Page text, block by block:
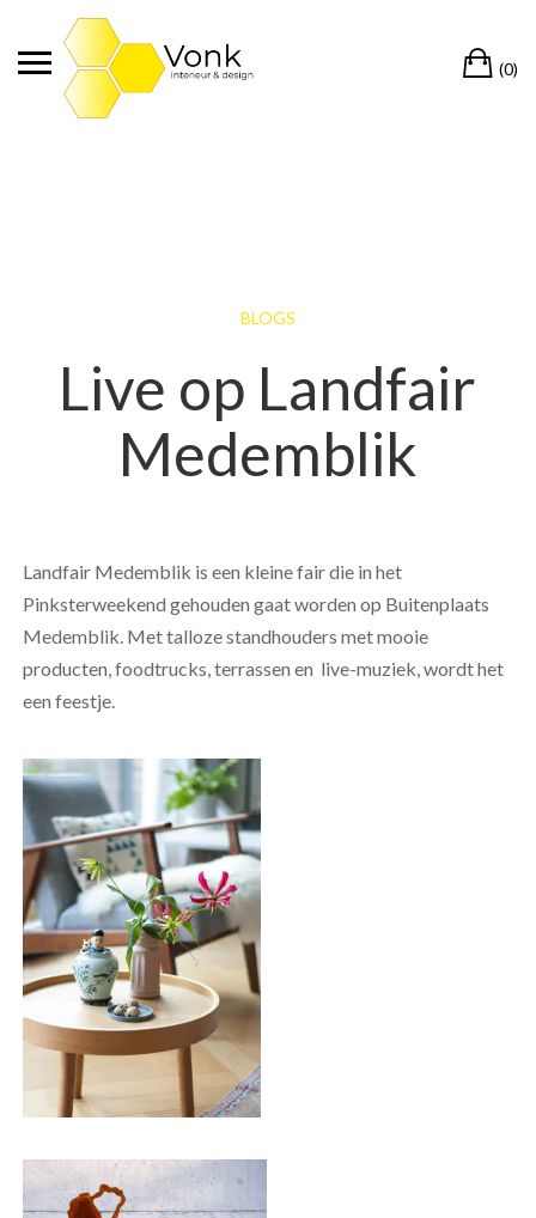
(0)
BLOGS
Live op Landfair
Medemblik
Landfair Medemblik is een kleine fair die in het
Pinksterweekend gehouden gaat worden op Buitenplaats
Medemblik. Met talloze standhouders met mooie
producten, foodtrucks, terrassen en live-muziek, wordt het
een feestje.